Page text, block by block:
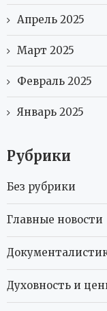
Апрель 2025
Март 2025
Февраль 2025
Январь 2025
Рубрики
Без рубрики
Главные новости
Духовность и